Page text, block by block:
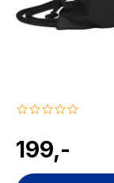
0.0
rating
199,-